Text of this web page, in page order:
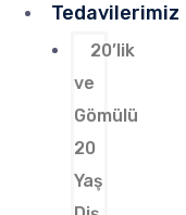
Tedavilerimiz
20’lik
ve
Gömülü
20
Yaş